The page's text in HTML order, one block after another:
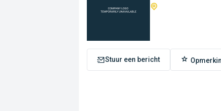
Stuur een bericht